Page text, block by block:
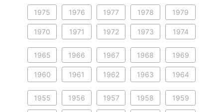
1975 1976 1977 1978 1979
1970 1971 1972 1973 1974
1965 1966 1967 1968 1969
1960 1961 1962 1963 1964
1955 1956 1957 1958 1959